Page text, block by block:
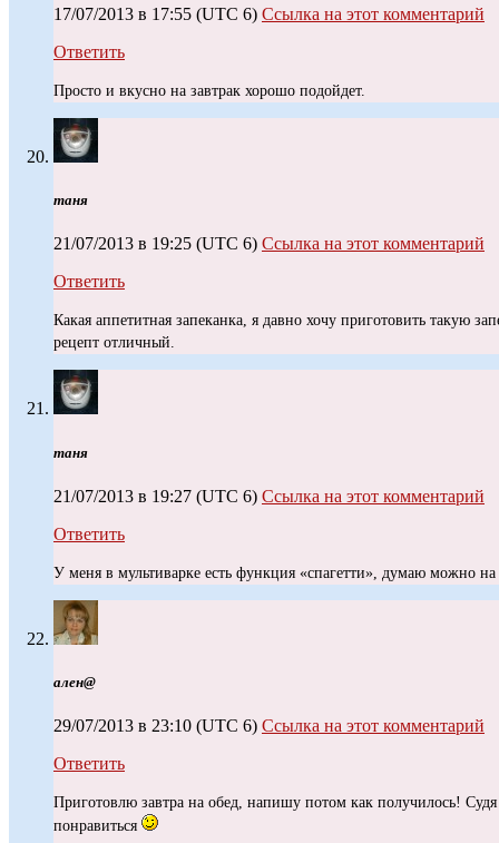
17/07/2013 в 17:55 (UTC 6) Ссылка на этот комментарий
Ответить
Просто и вкусно на завтрак хорошо подойдет.
таня
21/07/2013 в 19:25 (UTC 6) Ссылка на этот комментарий
Ответить
Какая аппетитная запеканка, я давно хочу приготовить такую
рецепт отличный.
таня
21/07/2013 в 19:27 (UTC 6) Ссылка на этот комментарий
Ответить
У меня в мультиварке есть функция «спагетти», думаю можно
ален@
29/07/2013 в 23:10 (UTC 6) Ссылка на этот комментарий
Ответить
Приготовлю завтра на обед, напишу потом как получилось!
понравиться